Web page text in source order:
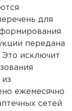
для
передана
исключит
ежемесячно
сетей